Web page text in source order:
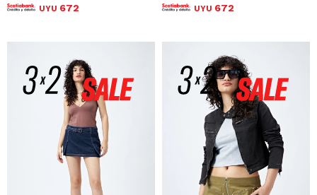
UYU 672 UYU 672